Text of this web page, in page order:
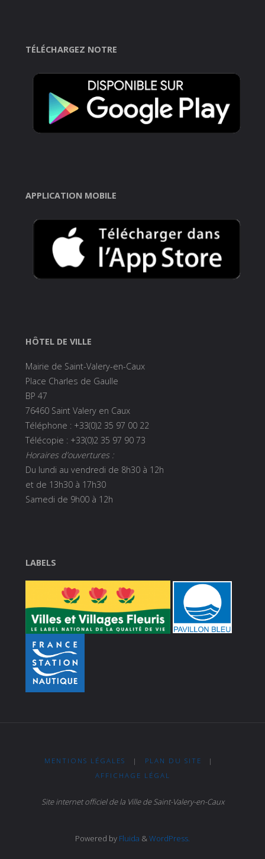
TÉLÉCHARGEZ NOTRE
APPLICATION MOBILE
HÔTEL DE VILLE
Mairie de Saint-Valery-en-Caux
Place Charles de Gaulle
BP 47
76460 Saint Valery en Caux
Téléphone : +33(0)2 35 97 00 22
Télécopie : +33(0)2 35 97 90 73
Horaires d’ouvertures :
Du lundi au vendredi de 8h30 à 12h
et de 13h30 à 17h30
Samedi de 9h00 à 12h
LABELS
MENTIONS LÉGALES | PLAN DU SITE
|
AFFICHAGE LÉGAL
Site internet officiel de la Ville de Saint-Valery-en-Caux
Powered by Fluida & WordPress.